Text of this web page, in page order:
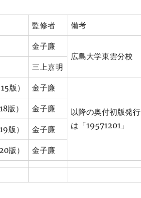
監修者 備考
金子廉
広島大学東雲分校
三上嘉明
版） 金子廉
以降の奥付初版発
は「19571201」
版） 金子廉
版） 金子廉
版） 金子廉